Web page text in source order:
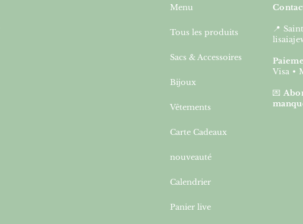
Menu
Tous les produits
Sacs & Accessoires
Bijoux
Vêtements
Carte Cadeaux
nouveauté
Calendrier
Panier live
📍
Visa •
💌